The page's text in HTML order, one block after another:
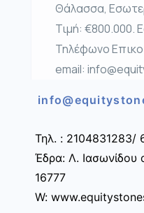
Θάλασσα,
Τιμή: €800.000.
Τηλέφωνο
email:
Τηλ. : 2104831283/
Έδρα: Λ. Ιασωνίδου
16777
W: